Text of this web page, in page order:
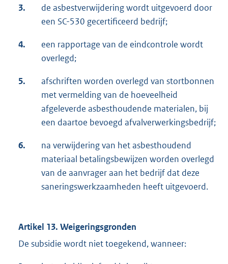
3.
de asbestverwijdering wordt uitgevoerd door
een SC-530 gecertificeerd bedrijf;
4.
een rapportage van de eindcontrole wordt
overlegd;
5.
afschriften worden overlegd van stortbonnen
met vermelding van de hoeveelheid
afgeleverde asbesthoudende materialen, bij
een daartoe bevoegd afvalverwerkingsbedrijf;
6.
na verwijdering van het asbesthoudend
materiaal betalingsbewijzen worden overlegd
van de aanvrager aan het bedrijf dat deze
saneringswerkzaamheden heeft uitgevoerd.
Artikel 13. Weigeringsgronden
De subsidie wordt niet toegekend, wanneer: